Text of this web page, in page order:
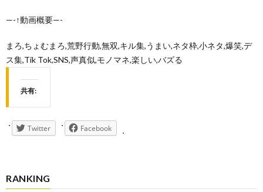
—-↑動画概要—-
まろ,ちょむまろ,荒野行動,無双,キル集,うまい,ネタ枠,小ネタ,爆笑,デ
ス集,Tik Tok,SNS,声真似,モノマネ,楽しい,バズる
共有:
Twitter Facebook
RANKING